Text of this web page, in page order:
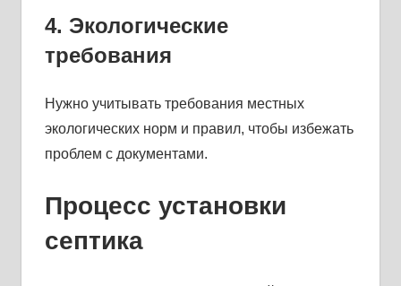
4. Экологические
требования
Нужно учитывать требования местных
экологических норм и правил, чтобы избежать
проблем с документами.
Процесс установки
септика